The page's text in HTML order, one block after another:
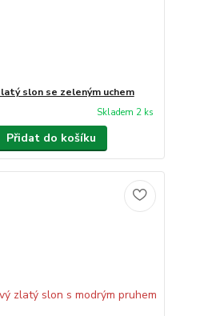
slon se zeleným uchem
Skladem 2 ks
Přidat do košíku